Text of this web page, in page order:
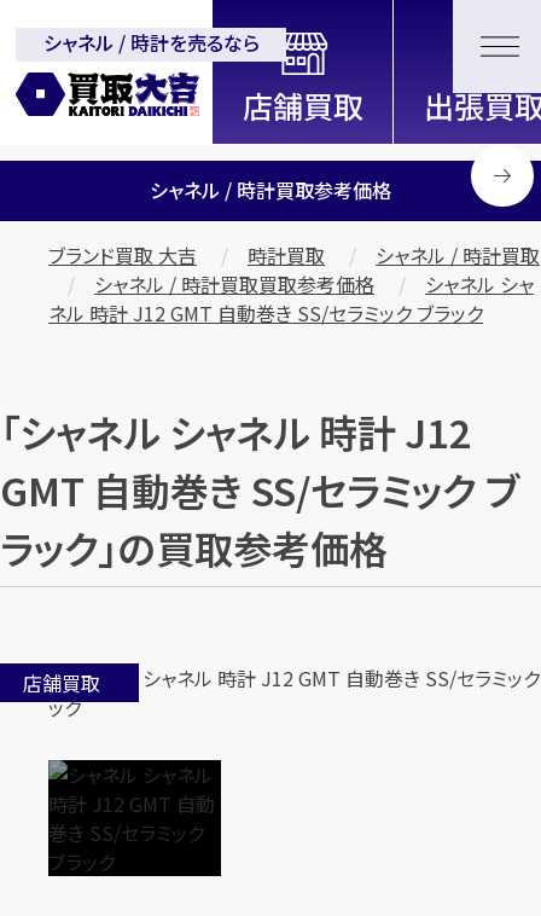
全国2200店舗以上展開中！ 信頼と実績の買取専門店「買取大
吉」
シャネル / 時計を売るなら
シャネル / 時計買取参考価格
ブランド買取 大吉 時計買取
シャネル / 時計買取
シャネル / 時計買取買取参考価格
シャネル シャ
ネル 時計 J12 GMT 自動巻き SS/セラミック ブラック
「シャネル シャネル 時計 J12
GMT 自動巻き SS/セラミック ブ
ラック」の買取参考価格
店舗買取